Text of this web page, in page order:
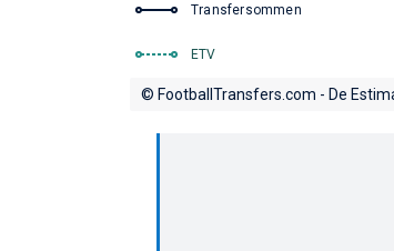
Transfersommen
ETV
© FootballTransfers.com - De